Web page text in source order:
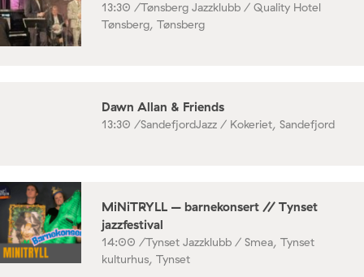
13:30 /Tønsberg Jazzklubb / Quality Hotel
Tønsberg, Tønsberg
Dawn Allan & Friends
13:30 /SandefjordJazz / Kokeriet, Sandefjord
MiNiTRYLL – barnekonsert // Tynset
jazzfestival
14:00 /Tynset Jazzklubb / Smea, Tynset
kulturhus, Tynset